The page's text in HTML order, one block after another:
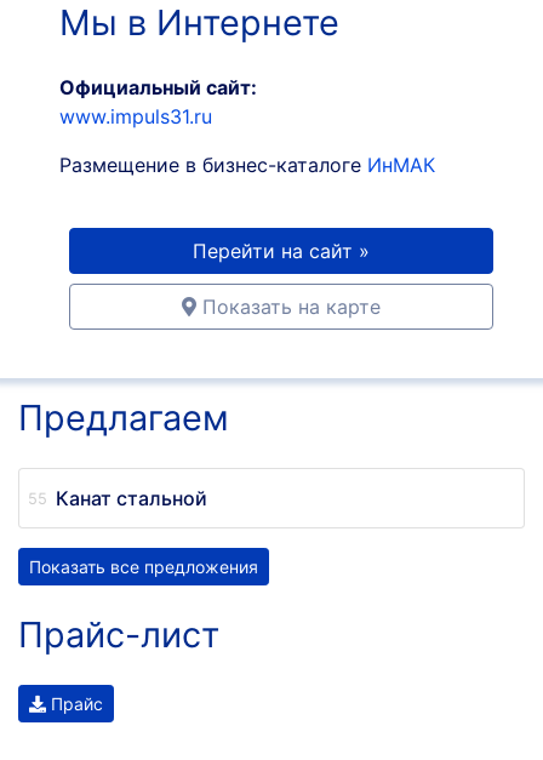
Мы в Интернете
Официальный сайт:
www.impuls31.ru
Размещение в бизнес-каталоге ИнМАК
Перейти на сайт »
Показать на карте
Предлагаем
Канат стальной
Показать все предложения
Прайс-лист
Прайс